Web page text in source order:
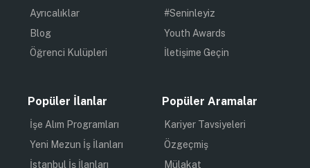
Ayrıcalıklar
Blog
Öğrenci Kulüpleri
#Seninleyiz
Youth Awards
İletişime Geçin
Popüler İlanlar
İşe Alım Programları
Yeni Mezun İş İlanları
İstanbul İş İlanları
Popüler Aramalar
Kariyer Tavsiyeleri
Özgeçmiş
Mülakat